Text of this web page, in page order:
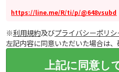
https://line.me/R/ti/p/@648vsubd
※利用規約及びプライバシーポリシ
左記内容に同意いただいた場合は、
上記に同意し